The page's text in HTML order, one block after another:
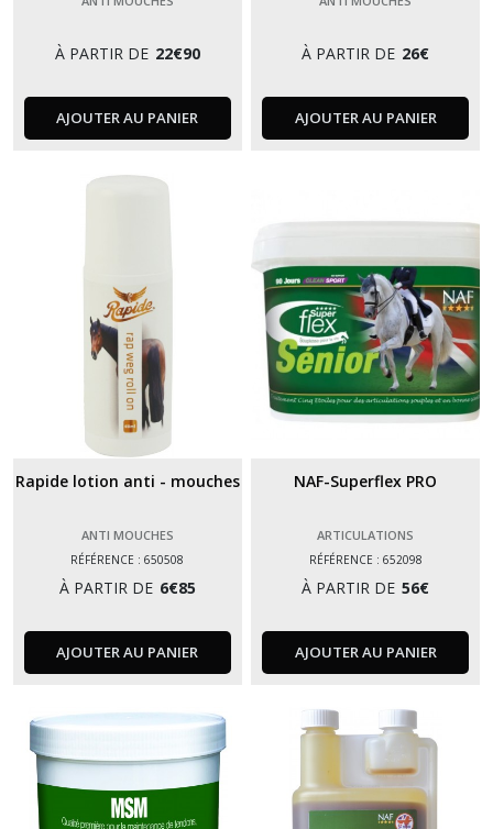
À PARTIR DE 22€90
AJOUTER AU PANIER
À PARTIR DE 26€
AJOUTER AU PANIER
Rapide lotion anti - mouches
ANTI MOUCHES
RÉFÉRENCE : 650508
À PARTIR DE 6€85
AJOUTER AU PANIER
NAF-Superflex PRO
ARTICULATIONS
RÉFÉRENCE : 652098
À PARTIR DE 56€
AJOUTER AU PANIER